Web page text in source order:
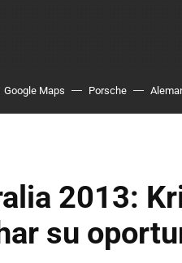
Google Maps Porsche
2013:
su